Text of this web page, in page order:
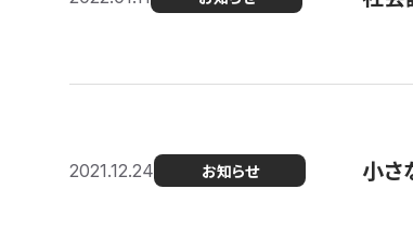
2021.12.24 お知らせ 小さ